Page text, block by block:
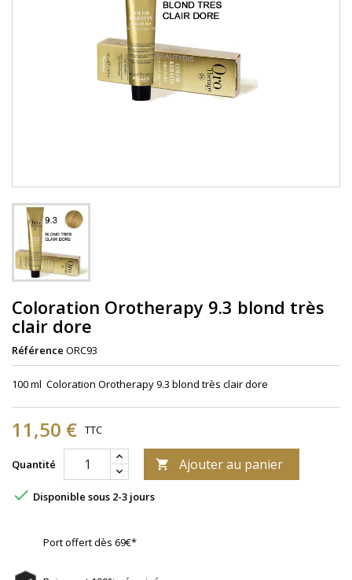
Coloration Orotherapy 9.3 blond très
clair dore
Référence ORC93
100 ml Coloration Orotherapy 9.3 blond très clair dore
11,50 € TTC
Quantité  Ajouter au panier
 Disponible sous 2-3 jours
Port offert dès 69€*